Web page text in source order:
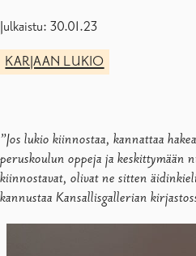
Julkaistu: 30.01.23
KARJAAN LUKIO
”Jos lukio kiinnostaa, kannattaa
peruskoulun oppeja ja keskittymään
kiinnostavat, olivat ne sitten
kannustaa Kansallisgallerian